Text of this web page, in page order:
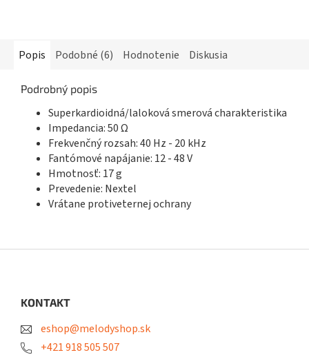
Popis Podobné (6) Hodnotenie Diskusia
Podrobný popis
Superkardioidná/laloková smerová charakteristika
Impedancia: 50 Ω
Frekvenčný rozsah: 40 Hz - 20 kHz
Fantómové napájanie: 12 - 48 V
Hmotnosť: 17 g
Prevedenie: Nextel
Vrátane protiveternej ochrany
KONTAKT
eshop@melodyshop.sk
+421 918 505 507